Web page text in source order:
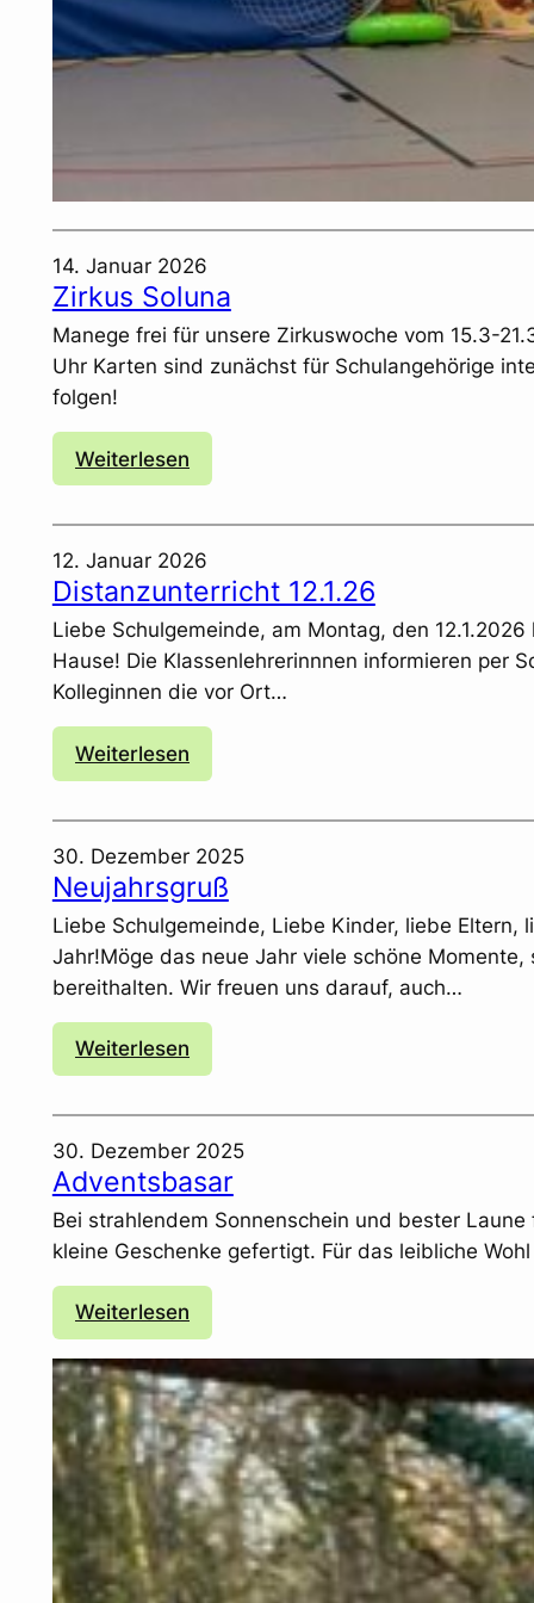
14. Januar 2026
Zirkus Soluna
Manege frei für unsere Zirkuswoche vom 15.3-
Uhr Karten sind zunächst für Schulangehörige
folgen!
Weiterlesen
Z
i
r
k
u
s
S
o
u
a
12. Januar 2026
Distanzunterricht 12.1.26
Liebe Schulgemeinde, am Montag, den
Hause! Die Klassenlehrerinnnen informieren per
Kolleginnen die vor Ort…
Weiterlesen
D
i
s
t
a
n
z
u
t
r
r
i
c
h
2
.
1
.
2
6
30. Dezember 2025
Neujahrsgruß
Liebe Schulgemeinde, Liebe Kinder, liebe
Jahr!Möge das neue Jahr viele schöne
bereithalten. Wir freuen uns darauf, auch…
Weiterlesen
N
e
u
j
a
h
r
g
r
u
ß
30. Dezember 2025
Adventsbasar
Bei strahlendem Sonnenschein und bester
kleine Geschenke gefertigt. Für das leibliche
Weiterlesen
A
d
v
e
n
t
s
b
a